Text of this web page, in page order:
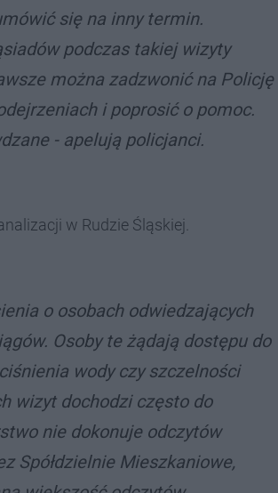
się na inny termin.
podczas takiej wizyty
można zadzwonić na Policję
i poprosić o pomoc.
- apelują policjanci.
w Rudzie Śląskiej.
o osobach odwiedzających
Osoby te żądają dostępu do
wody czy szczelności
wizyt dochodzi często do
nie dokonuje odczytów
Spółdzielnie Mieszkaniowe,